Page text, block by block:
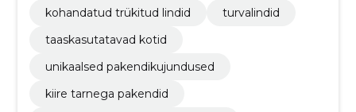
kohandatud trükitud lindid
turvalindid
taaskasutatavad kotid
unikaalsed pakendikujundused
kiire tarnega pakendid